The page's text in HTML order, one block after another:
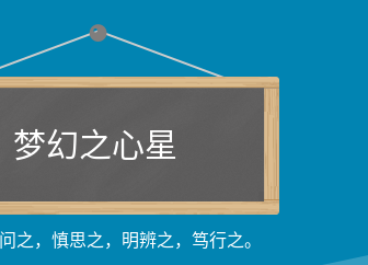
梦幻之心星
之，慎思之，明辨之，笃行之。